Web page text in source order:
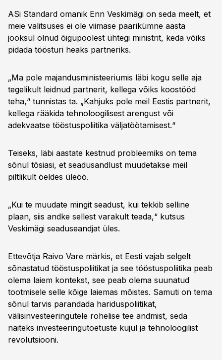
ASi Standard omanik Enn Veskimägi on seda meelt, et
meie valitsuses ei ole viimase paarikümne aasta
jooksul olnud õigupoolest ühtegi ministrit, keda võiks
pidada töösturi heaks partneriks.
„Ma pole majandusministeeriumis läbi kogu selle aja
tegelikult leidnud partnerit, kellega võiks koostööd
teha,“ tunnistas ta. „Kahjuks pole meil Eestis partnerit,
kellega rääkida tehnoloogilisest arengust või
adekvaatse tööstuspoliitika väljatöötamisest.“
Teiseks, läbi aastate kestnud probleemiks on tema
sõnul tõsiasi, et seadusandlust muudetakse meil
piltlikult öeldes üleöö.
„Kui te muudate mingit seadust, kui tekkib selline
plaan, siis andke sellest varakult teada,“ kutsus
Veskimägi seaduseandjat üles.
Ettevõtja Raivo Vare märkis, et Eesti vajab selgelt
sõnastatud tööstuspoliitikat ja see tööstuspoliitika peab
olema laiem kontekst, see peab olema suunatud
tootmisele selle kõige laiemas mõistes. Samuti on tema
sõnul tarvis parandada hariduspoliitikat,
välisinvesteeringutele rohelise tee andmist, seda
näiteks investeeringutoetuste kujul ja tehnoloogilist
revolutsiooni.